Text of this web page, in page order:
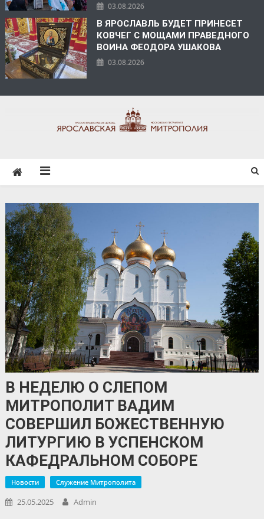
03.08.2026
В ЯРОСЛАВЛЬ БУДЕТ ПРИНЕСЕТ
КОВЧЕГ С МОЩАМИ ПРАВЕДНОГО
ВОИНА ФЕОДОРА УШАКОВА
03.08.2026
В НЕДЕЛЮ О СЛЕПОМ
МИТРОПОЛИТ ВАДИМ
СОВЕРШИЛ БОЖЕСТВЕННУЮ
ЛИТУРГИЮ В УСПЕНСКОМ
КАФЕДРАЛЬНОМ СОБОРЕ
Новости Служение Митрополита
25.05.2025 Admin